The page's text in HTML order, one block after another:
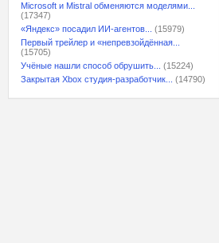
Microsoft и Mistral обменяются моделями...
(17347)
«Яндекс» посадил ИИ-агентов...
(15979)
Первый трейлер и «непревзойдённая...
(15705)
Учёные нашли способ обрушить...
(15224)
Закрытая Xbox студия-разработчик...
(14790)